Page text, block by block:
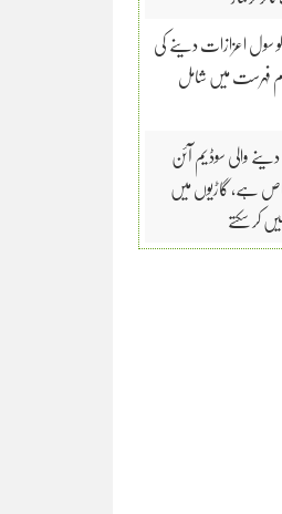
سول اعزازات دینے کی
والی سوڈیم آئن
ہے، گاڑیوں میں
کر سکتے